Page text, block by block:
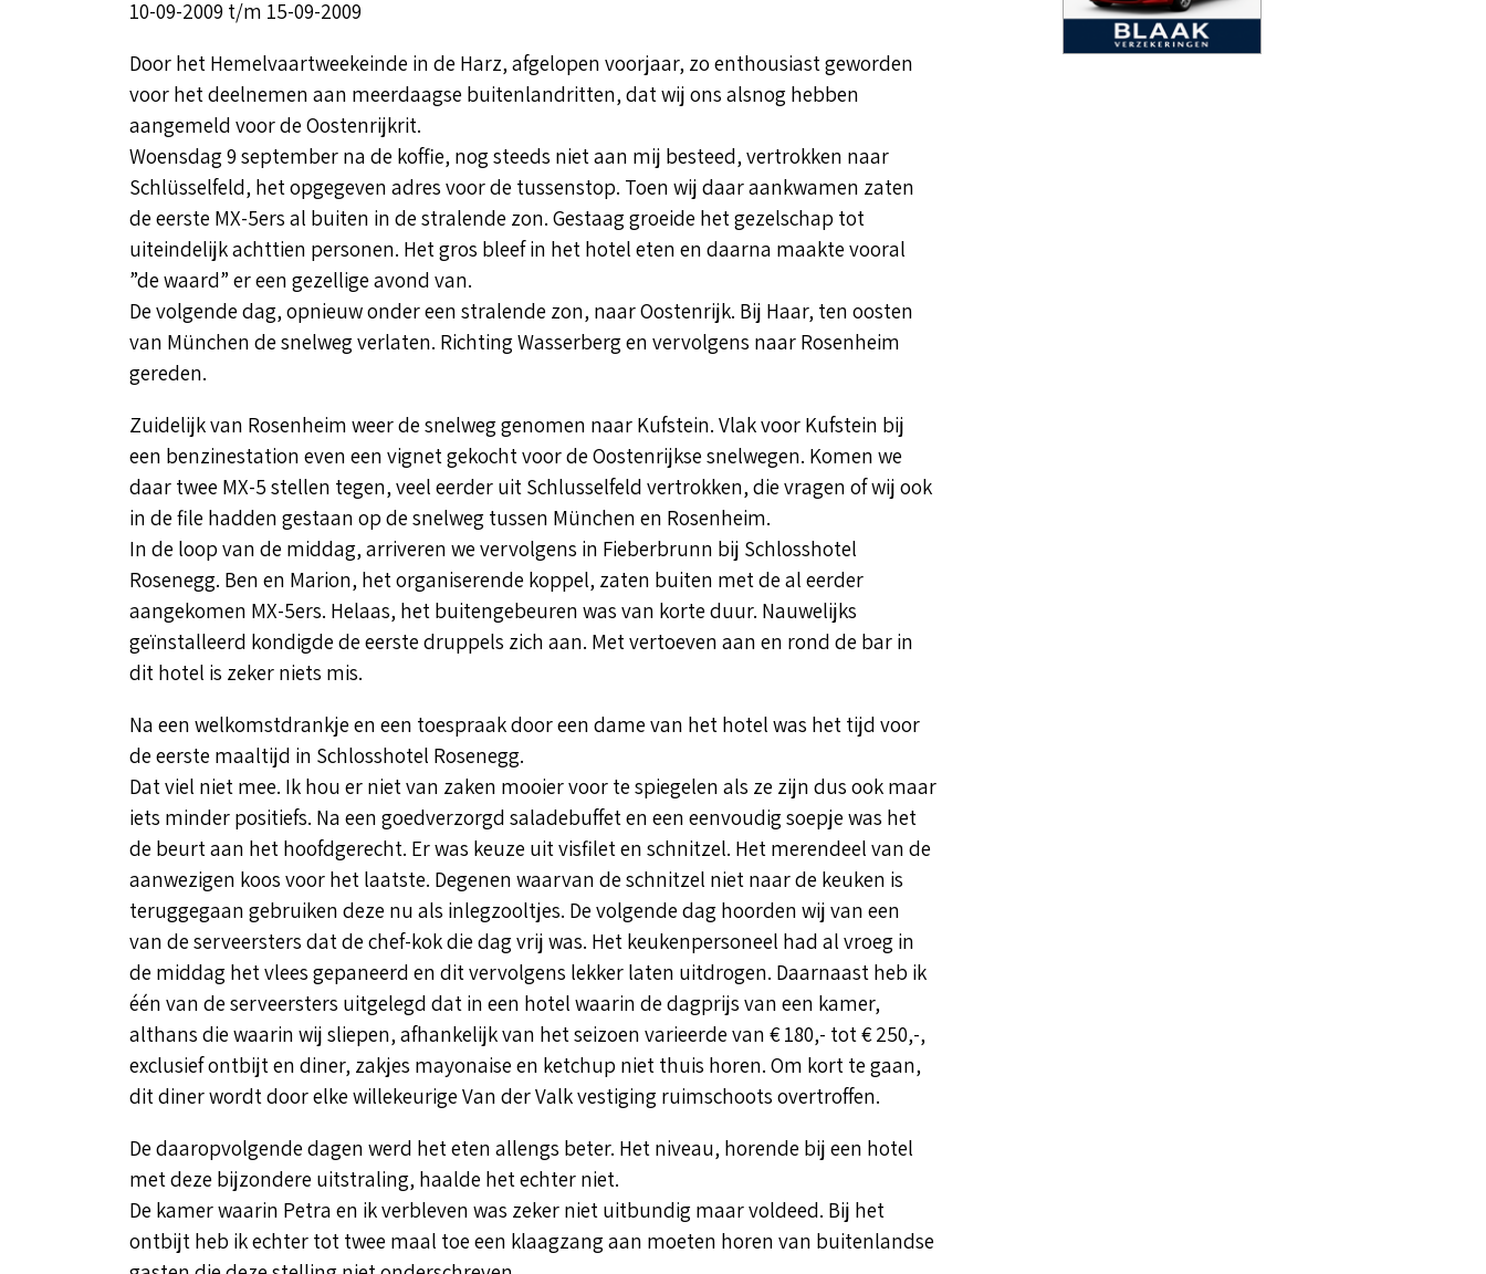
10-09-2009 t/m 15-09-2009
Door het Hemelvaartweekeinde in de Harz, afgelopen voorjaar, zo enthousiast geworden
voor het deelnemen aan meerdaagse buitenlandritten, dat wij ons alsnog hebben
aangemeld voor de Oostenrijkrit.
Woensdag 9 september na de koffie, nog steeds niet aan mij besteed, vertrokken naar
Schlüsselfeld, het opgegeven adres voor de tussenstop. Toen wij daar aankwamen zaten
de eerste MX-5ers al buiten in de stralende zon. Gestaag groeide het gezelschap tot
uiteindelijk achttien personen. Het gros bleef in het hotel eten en daarna maakte vooral
”de waard” er een gezellige avond van.
De volgende dag, opnieuw onder een stralende zon, naar Oostenrijk. Bij Haar, ten oosten
van München de snelweg verlaten. Richting Wasserberg en vervolgens naar Rosenheim
gereden.
Zuidelijk van Rosenheim weer de snelweg genomen naar Kufstein. Vlak voor Kufstein bij
een benzinestation even een vignet gekocht voor de Oostenrijkse snelwegen. Komen we
daar twee MX-5 stellen tegen, veel eerder uit Schlusselfeld vertrokken, die vragen of wij ook
in de file hadden gestaan op de snelweg tussen München en Rosenheim.
In de loop van de middag, arriveren we vervolgens in Fieberbrunn bij Schlosshotel
Rosenegg. Ben en Marion, het organiserende koppel, zaten buiten met de al eerder
aangekomen MX-5ers. Helaas, het buitengebeuren was van korte duur. Nauwelijks
geïnstalleerd kondigde de eerste druppels zich aan. Met vertoeven aan en rond de bar in
dit hotel is zeker niets mis.
Na een welkomstdrankje en een toespraak door een dame van het hotel was het tijd voor
de eerste maaltijd in Schlosshotel Rosenegg.
Dat viel niet mee. Ik hou er niet van zaken mooier voor te spiegelen als ze zijn dus ook maar
iets minder positiefs. Na een goedverzorgd saladebuffet en een eenvoudig soepje was het
de beurt aan het hoofdgerecht. Er was keuze uit visfilet en schnitzel. Het merendeel van de
aanwezigen koos voor het laatste. Degenen waarvan de schnitzel niet naar de keuken is
teruggegaan gebruiken deze nu als inlegzooltjes. De volgende dag hoorden wij van een
van de serveersters dat de chef-kok die dag vrij was. Het keukenpersoneel had al vroeg in
de middag het vlees gepaneerd en dit vervolgens lekker laten uitdrogen. Daarnaast heb ik
één van de serveersters uitgelegd dat in een hotel waarin de dagprijs van een kamer,
althans die waarin wij sliepen, afhankelijk van het seizoen varieerde van € 180,- tot € 250,-,
exclusief ontbijt en diner, zakjes mayonaise en ketchup niet thuis horen. Om kort te gaan,
dit diner wordt door elke willekeurige Van der Valk vestiging ruimschoots overtroffen.
De daaropvolgende dagen werd het eten allengs beter. Het niveau, horende bij een hotel
met deze bijzondere uitstraling, haalde het echter niet.
De kamer waarin Petra en ik verbleven was zeker niet uitbundig maar voldeed. Bij het
ontbijt heb ik echter tot twee maal toe een klaagzang aan moeten horen van buitenlandse